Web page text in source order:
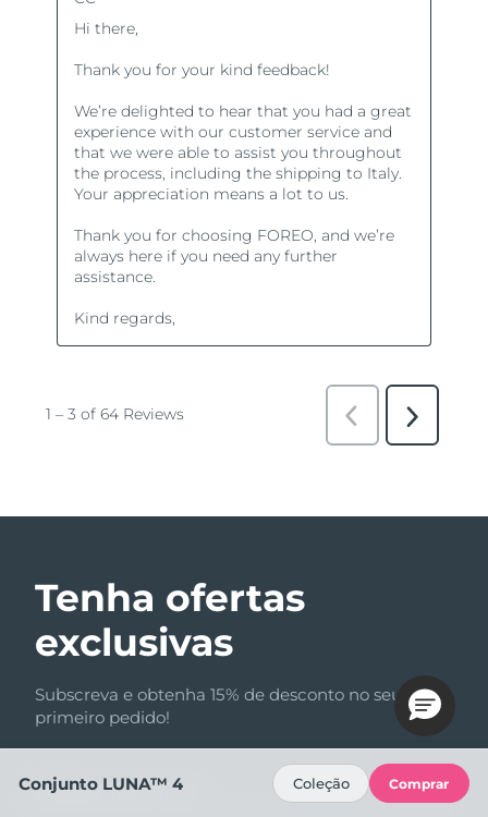
Tenha ofertas
exclusivas
Subscreva e obtenha 15% de desconto no seu
primeiro pedido!
Endereço de e-mail
Conjunto LUNA™ 4 Coleção Comprar